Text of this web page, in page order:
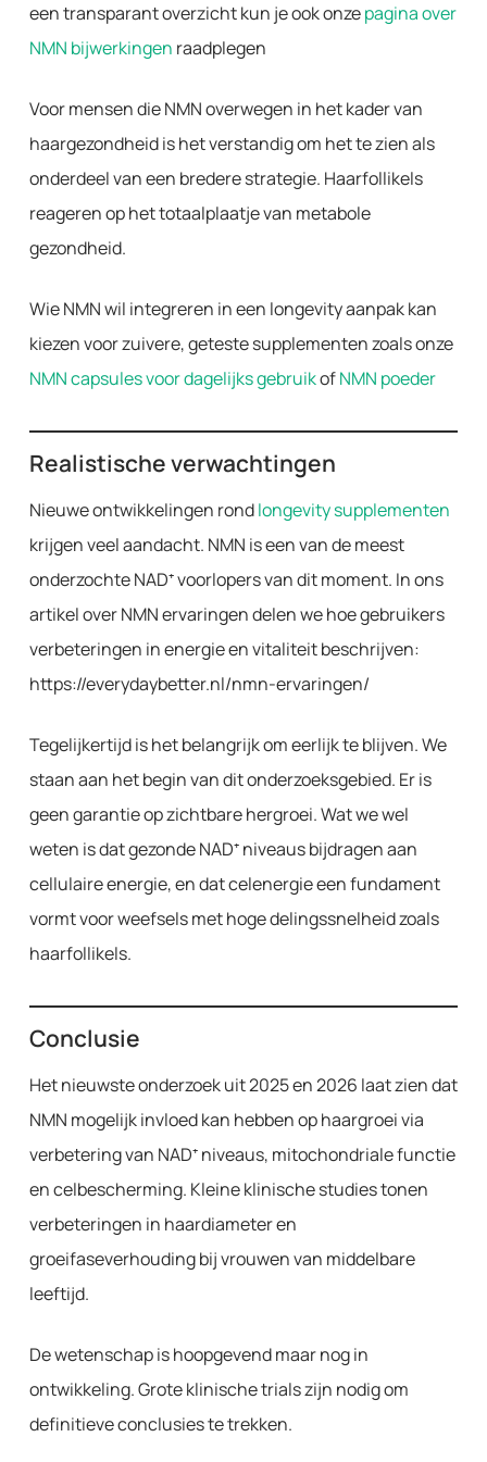
een transparant overzicht kun je ook onzepagina over
NMN bijwerkingen raadplegen
Voor mensen die NMN overwegen in het kader van
haargezondheid is het verstandig om het te zien als
onderdeel van een bredere strategie. Haarfollikels
reageren op het totaalplaatje van metabole
gezondheid.
Wie NMN wil integreren in een longevity aanpak kan
kiezen voor zuivere, geteste supplementen zoals onze
NMN capsules voor dagelijks gebruikofNMN poeder
Realistische verwachtingen
Nieuwe ontwikkelingen rondlongevity supplementen
krijgen veel aandacht. NMN is een van de meest
onderzochte NAD⁺ voorlopers van dit moment. In ons
artikel over NMN ervaringen delen we hoe gebruikers
verbeteringen in energie en vitaliteit beschrijven:
https://everydaybetter.nl/nmn-ervaringen/
Tegelijkertijd is het belangrijk om eerlijk te blijven. We
staan aan het begin van dit onderzoeksgebied. Er is
geen garantie op zichtbare hergroei. Wat we wel
weten is dat gezonde NAD⁺ niveaus bijdragen aan
cellulaire energie, en dat celenergie een fundament
vormt voor weefsels met hoge delingssnelheid zoals
haarfollikels.
Conclusie
Het nieuwste onderzoek uit 2025 en 2026 laat zien dat
NMN mogelijk invloed kan hebben op haargroei via
verbetering van NAD⁺ niveaus, mitochondriale functie
en celbescherming. Kleine klinische studies tonen
verbeteringen in haardiameter en
groeifaseverhouding bij vrouwen van middelbare
leeftijd.
De wetenschap is hoopgevend maar nog in
ontwikkeling. Grote klinische trials zijn nodig om
definitieve conclusies te trekken.